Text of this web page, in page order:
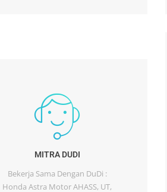
MITRA DUDI
Bekerja Sama Dengan DuDi :
Honda Astra Motor AHASS, UT,